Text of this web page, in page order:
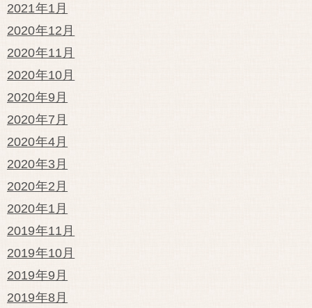
2021年1月
2020年12月
2020年11月
2020年10月
2020年9月
2020年7月
2020年4月
2020年3月
2020年2月
2020年1月
2019年11月
2019年10月
2019年9月
2019年8月